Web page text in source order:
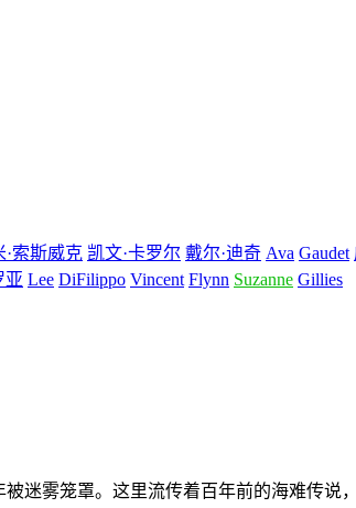
·索斯威克 凯文·卡罗尔 戴尔·迪奇 Ava Gaudet
亚 Lee DiFilippo Vincent Flynn Suzanne Gillies
雾笼罩。这里流传着百年前的海难传说